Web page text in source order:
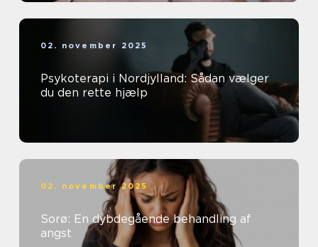
02. november 2025
Psykoterapi i Nordjylland: Sådan vælger
du den rette hjælp
02. november 2025
Sorø: En dybdegående behandling af
angst